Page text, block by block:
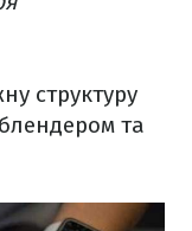
структуру
та